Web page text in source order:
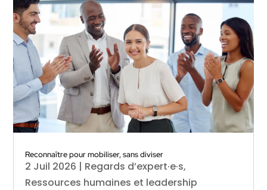
Reconnaître pour mobiliser, sans diviser
2 Juil 2026 | Regards d’expert·e·s,
Ressources humaines et leadership